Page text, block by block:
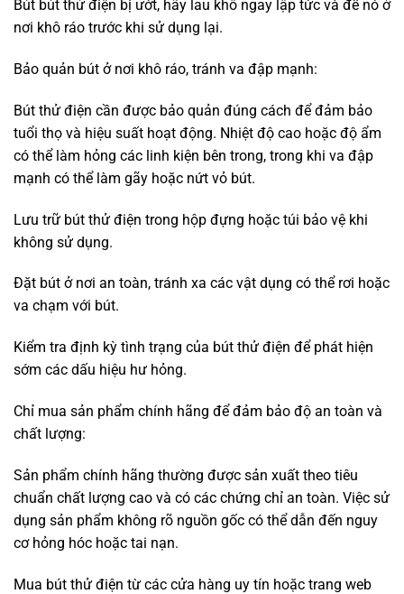
Bút bút thử điện bị ướt, hãy lau khô ngay lập tức và để nó ở
nơi khô ráo trước khi sử dụng lại.
Bảo quản bút ở nơi khô ráo, tránh va đập mạnh:
Bút thử điện cần được bảo quản đúng cách để đảm bảo
tuổi thọ và hiệu suất hoạt động. Nhiệt độ cao hoặc độ ẩm
có thể làm hỏng các linh kiện bên trong, trong khi va đập
mạnh có thể làm gãy hoặc nứt vỏ bút.
Lưu trữ bút thử điện trong hộp đựng hoặc túi bảo vệ khi
không sử dụng.
Đặt bút ở nơi an toàn, tránh xa các vật dụng có thể rơi hoặc
va chạm với bút.
Kiểm tra định kỳ tình trạng của bút thử điện để phát hiện
sớm các dấu hiệu hư hỏng.
Chỉ mua sản phẩm chính hãng để đảm bảo độ an toàn và
chất lượng:
Sản phẩm chính hãng thường được sản xuất theo tiêu
chuẩn chất lượng cao và có các chứng chỉ an toàn. Việc sử
dụng sản phẩm không rõ nguồn gốc có thể dẫn đến nguy
cơ hỏng hóc hoặc tai nạn.
Mua bút thử điện từ các cửa hàng uy tín hoặc trang web